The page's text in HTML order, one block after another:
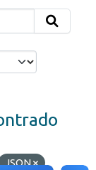
JSON